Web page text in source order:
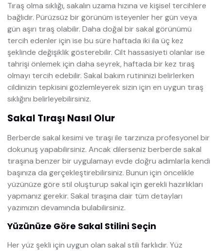
Tıraş olma sıklığı, sakalın uzama hızına ve kişisel tercihlere
bağlıdır. Pürüzsüz bir görünüm isteyenler her gün veya
gün aşırı tıraş olabilir. Daha doğal bir sakal görünümü
tercih edenler için ise bu süre haftada iki ila üç kez
şeklinde değişiklik gösterebilir. Cilt hassasiyeti olanlar ise
tahrişi önlemek için daha seyrek, haftada bir kez tıraş
olmayı tercih edebilir. Sakal bakım rutininizi belirlerken
cildinizin tepkisini gözlemleyerek sizin için en uygun tıraş
sıklığını belirleyebilirsiniz.
Sakal Tıraşı Nasıl Olur
Berberde sakal kesimi ve tıraşı ile tarzınıza profesyonel bir
dokunuş yapabilirsiniz. Ancak dilerseniz berberde sakal
tıraşına benzer bir uygulamayı evde doğru adımlarla kendi
başınıza da gerçekleştirebilirsiniz. Bunun için öncelikle
yüzünüze göre stil oluşturup sakal için gerekli hazırlıkları
yapmanız gerekir. Sakal tıraşına dair tüm detayları
yazımızın devamında bulabilirsiniz.
Yüzünüze Göre Sakal Stilini Seçin
Her yüz şekli için uygun olan sakal stili farklıdır. Yüz